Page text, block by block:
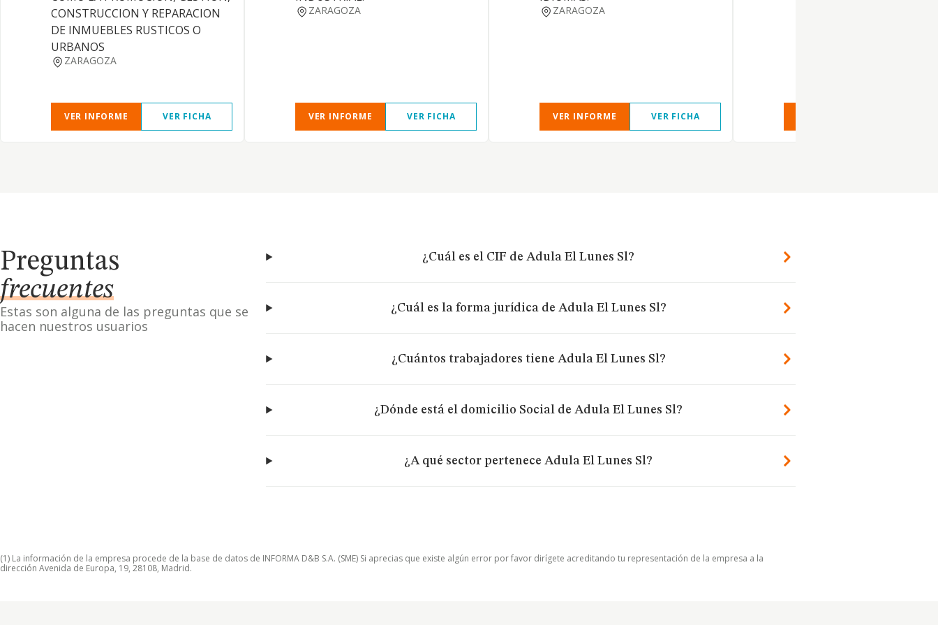
CONSTRUCCION Y REPARACION
DE INMUEBLES RUSTICOS O
URBANOS
ZARAGOZA
VER INFORME VER FICHA
ZARAGOZA
VER INFORME VER FICHA
ZARAGOZA
VER INFORME VER FICHA
Preguntas
frecuentes
Estas son alguna de las preguntas que se
hacen nuestros usuarios
¿Cuál es el CIF de Adula El Lunes Sl?
¿Cuál es la forma jurídica de Adula El Lunes Sl?
¿Cuántos trabajadores tiene Adula El Lunes Sl?
¿Dónde está el domicilio Social de Adula El Lunes Sl?
¿A qué sector pertenece Adula El Lunes Sl?
(1) La información de la empresa procede de la base de datos de INFORMA D&B S.A. (SME) Si aprecias que existe algún error por favor dirígete acreditando tu representación de la empresa a la
dirección Avenida de Europa, 19, 28108, Madrid.